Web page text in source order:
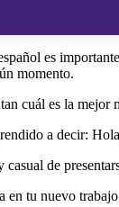
es
momento.
cuál es la mejor
a decir:
casual de
en tu nuevo